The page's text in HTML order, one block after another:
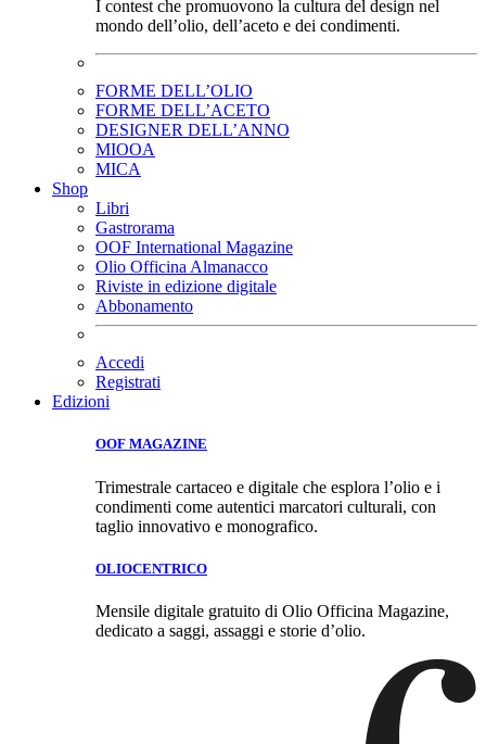
I contest che promuovono la cultura del design nel
mondo dell’olio, dell’aceto e dei condimenti.
FORME DELL’OLIO
FORME DELL’ACETO
DESIGNER DELL’ANNO
MIOOA
MICA
Shop
Libri
Gastrorama
OOF International Magazine
Olio Officina Almanacco
Riviste in edizione digitale
Abbonamento
Accedi
Registrati
Edizioni
OOF MAGAZINE
Trimestrale cartaceo e digitale che esplora l’olio e i
condimenti come autentici marcatori culturali, con
taglio innovativo e monografico.
OLIOCENTRICO
Mensile digitale gratuito di Olio Officina Magazine,
dedicato a saggi, assaggi e storie d’olio.